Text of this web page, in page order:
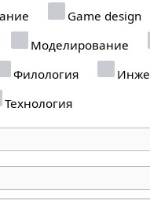
Game design
Моделирование
Филология
Технология